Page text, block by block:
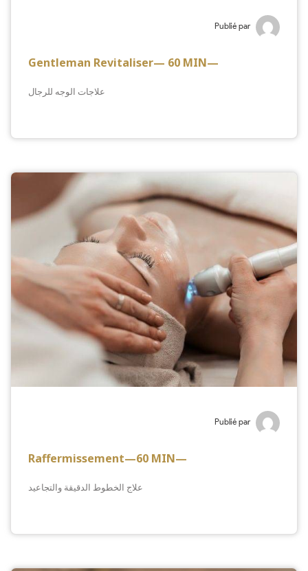
Publié par
Gentleman Revitaliser— 60 MIN—
علاجات الوجه للرجال
Publié par
Raffermissement—60 MIN—
علاج الخطوط الدقيقة والتجاعيد